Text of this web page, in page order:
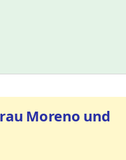
Moreno und